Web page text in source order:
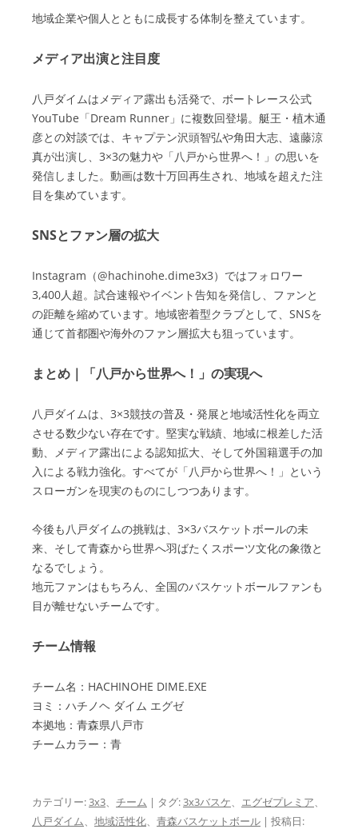
地域企業や個人とともに成長する体制を整えています。
メディア出演と注目度
八戸ダイムはメディア露出も活発で、ボートレース公式
YouTube「Dream Runner」に複数回登場。艇王・植木通
彦との対談では、キャプテン沢頭智弘や角田大志、遠藤涼
真が出演し、3×3の魅力や「八戸から世界へ！」の思いを
発信しました。動画は数十万回再生され、地域を超えた注
目を集めています。
SNSとファン層の拡大
Instagram（@hachinohe.dime3x3）ではフォロワー
3,400人超。試合速報やイベント告知を発信し、ファンと
の距離を縮めています。地域密着型クラブとして、SNSを
通じて首都圏や海外のファン層拡大も狙っています。
まとめ｜「八戸から世界へ！」の実現へ
八戸ダイムは、3×3競技の普及・発展と地域活性化を両立
させる数少ない存在です。堅実な戦績、地域に根差した活
動、メディア露出による認知拡大、そして外国籍選手の加
入による戦力強化。すべてが「八戸から世界へ！」という
スローガンを現実のものにしつつあります。
今後も八戸ダイムの挑戦は、3×3バスケットボールの未
来、そして青森から世界へ羽ばたくスポーツ文化の象徴と
なるでしょう。
地元ファンはもちろん、全国のバスケットボールファンも
目が離せないチームです。
チーム情報
チーム名：HACHINOHE DIME.EXE
ヨミ：ハチノヘ ダイム エグゼ
本拠地：青森県八戸市
チームカラー：青
カテゴリー:3x3、 チーム | タグ:3x3バスケ、 エグゼプレミア、
八戸ダイム、 地域活性化、 青森バスケットボール | 投稿日: